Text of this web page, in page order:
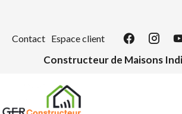
Contact Espace client
Constructeur de Maisons